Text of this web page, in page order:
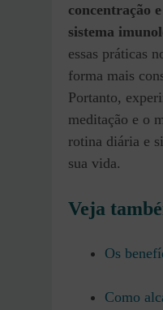
concentração
sistema
essas práticas
forma mais
Portanto,
meditação e o
rotina diária e
sua vida.
Veja
Os
Como